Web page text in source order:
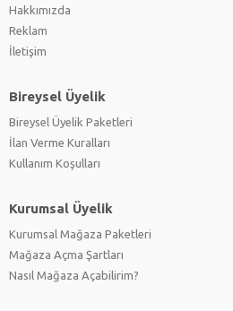
Hakkımızda
Reklam
İletişim
Bireysel Üyelik
Bireysel Üyelik Paketleri
İlan Verme Kuralları
Kullanım Koşulları
Kurumsal Üyelik
Kurumsal Mağaza Paketleri
Mağaza Açma Şartları
Nasıl Mağaza Açabilirim?